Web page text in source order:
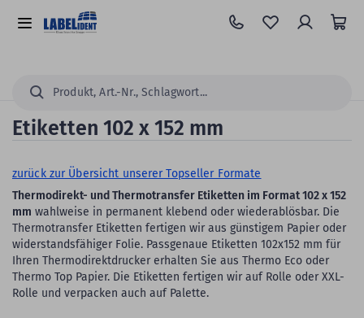
Hauptinhalt
springen
Alle
Suchen...
Etiketten 102 x 152 mm
zurück zur Übersicht unserer Topseller Formate
Thermodirekt- und Thermotransfer Etiketten im Format 102 x 152
mm wahlweise in permanent klebend oder wiederablösbar. Die
Thermotransfer Etiketten fertigen wir aus günstigem Papier oder
widerstandsfähiger Folie. Passgenaue Etiketten 102x152 mm für
Ihren Thermodirektdrucker erhalten Sie aus Thermo Eco oder
Thermo Top Papier. Die Etiketten fertigen wir auf Rolle oder XXL-
Rolle und verpacken auch auf Palette.